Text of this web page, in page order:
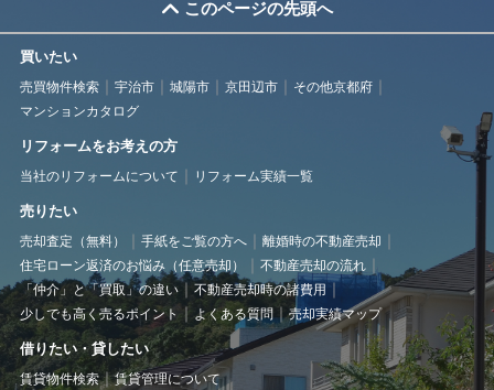
このページの先頭へ
買いたい
売買物件検索 宇治市 城陽市 京田辺市
その他京都府
マンションカタログ
リフォームをお考えの方
当社のリフォームについて リフォーム実績一覧
売りたい
売却査定（無料） 手紙をご覧の方へ
離婚時の不動産売却
住宅ローン返済のお悩み（任意売却）
不動産売却の流れ
「仲介」と「買取」の違い
不動産売却時の諸費用
少しでも高く売るポイント
よくある質問 売却実績マップ
借りたい・貸したい
賃貸物件検索 賃貸管理について